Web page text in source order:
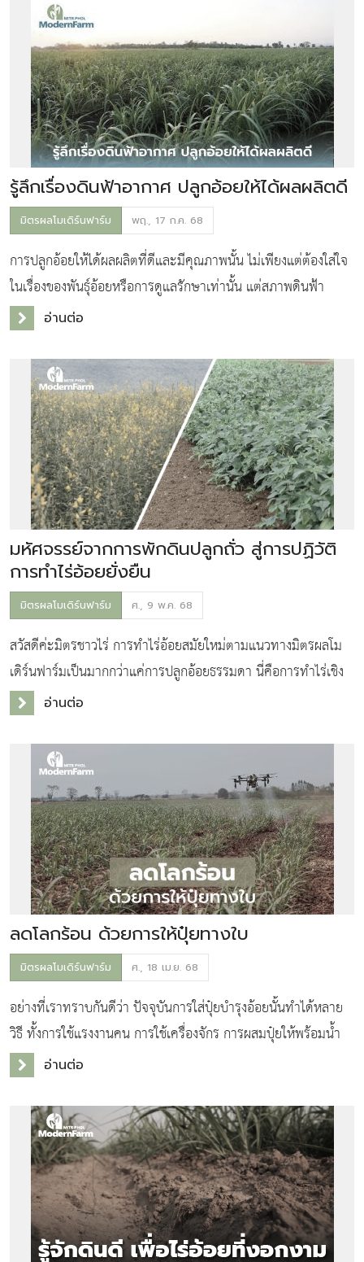
รู้ลึกเรื่องดินฟ้าอากาศ ปลูกอ้อยให้ได้ผลผลิตดี
มิตรผลโมเดิร์นฟาร์ม พฤ., 17 ก.ค. 68
การปลูกอ้อยให้ได้ผลผลิตที่ดีและมีคุณภาพนั้น ไม่เพียงแต่ต้องใส่ใจ
ในเรื่องของพันธุ์อ้อยหรือการดูแลรักษาเท่านั้น แต่สภาพดินฟ้า
อากาศก็เป็นปัจจัยสำคัญที่มีผลต่อการเจริญเติบโตและผลผลิตของ
อ่านต่อ
มหัศจรรย์จากการพักดินปลูกถั่ว สู่การปฏิวัติ
การทำไร่อ้อยยั่งยืน
มิตรผลโมเดิร์นฟาร์ม ศ., 9 พ.ค. 68
สวัสดีค่ะมิตรชาวไร่ การทำไร่อ้อยสมัยใหม่ตามแนวทางมิตรผลโม
เดิร์นฟาร์มเป็นมากกว่าแค่การปลูกอ้อยธรรมดา นี่คือการทำไร่เชิง
รุก (Proactive Farming) ที่ต้องวางแผนอย่างรอบคอบตั้งแต่ก่อน
อ่านต่อ
ลดโลกร้อน ด้วยการให้ปุ๋ยทางใบ
มิตรผลโมเดิร์นฟาร์ม ศ., 18 เม.ย. 68
อย่างที่เราทราบกันดีว่า ปัจจุบันการใส่ปุ๋ยบำรุงอ้อยนั้นทำได้หลาย
วิธี ทั้งการใช้แรงงานคน การใช้เครื่องจักร การผสมปุ๋ยให้พร้อมน้ำ
ด้วยระบบน้ำ เป็นต้น แต่ปัจจุบันนวัตกรรมเกษตรสมัยใหม่ถูกพัฒนา
อ่านต่อ